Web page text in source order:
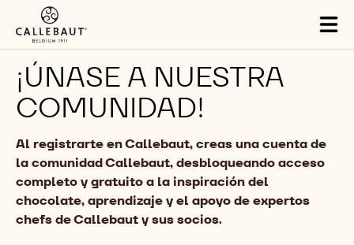
Skip to main content
¡ÚNASE A NUESTRA
COMUNIDAD!
Al registrarte en Callebaut, creas una cuenta de
la comunidad Callebaut, desbloqueando acceso
completo y gratuito a la inspiración del
chocolate, aprendizaje y el apoyo de expertos
chefs de Callebaut y sus socios.